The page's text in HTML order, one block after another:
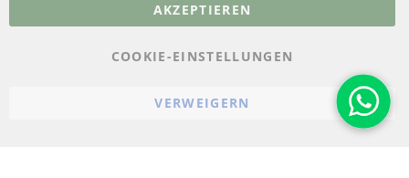
AKZEPTIEREN
COOKIE-EINSTELLUNGEN
VERWEIGERN